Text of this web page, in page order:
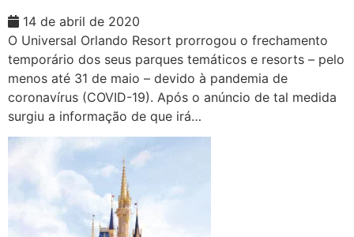
14 de abril de 2020
O Universal Orlando Resort prorrogou o frechamento
temporário dos seus parques temáticos e resorts – pelo
menos até 31 de maio – devido à pandemia de
coronavírus (COVID-19). Após o anúncio de tal medida
surgiu a informação de que irá…